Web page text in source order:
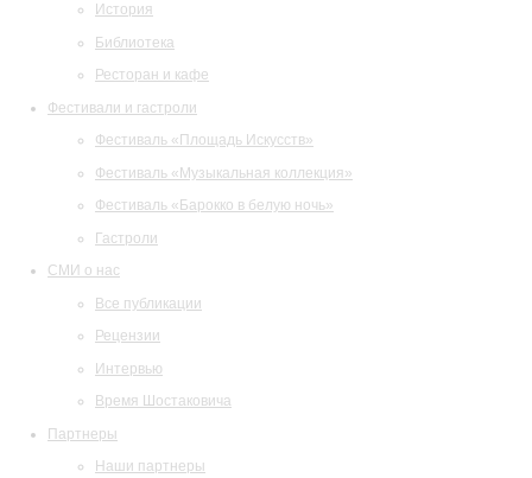
История
Библиотека
Ресторан и кафе
Фестивали и гастроли
Фестиваль «Площадь Искусств»
Фестиваль «Музыкальная коллекция»
Фестиваль «Барокко в белую ночь»
Гастроли
СМИ о нас
Все публикации
Рецензии
Интервью
Время Шостаковича
Партнеры
Наши партнеры